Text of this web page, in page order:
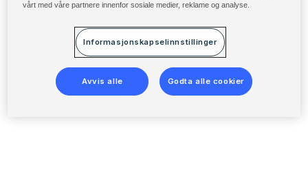
vårt med våre partnere innenfor sosiale medier, reklame og analyse.
Informasjonskapselinnstillinger
Avvis alle Godta alle cookier